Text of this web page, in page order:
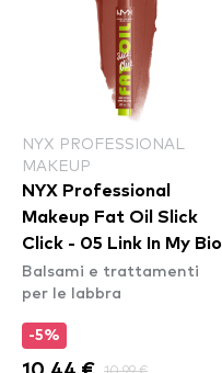
NYX PROFESSIONAL
MAKEUP
NYX Professional
Makeup Fat Oil Slick
Click - 05 Link In My Bio
Balsami e trattamenti
per le labbra
-5%